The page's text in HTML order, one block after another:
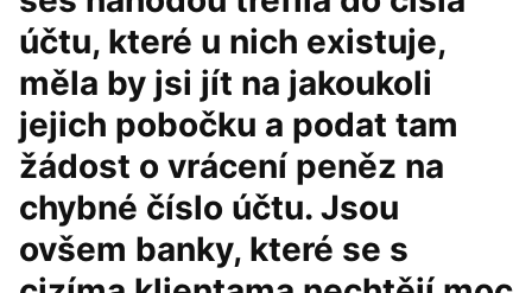
účtu, které u nich existuje,
měla by jsi jít na jakoukoli
jejich pobočku a podat tam
žádost o vrácení peněz na
chybné číslo účtu. Jsou
ovšem banky, které se s